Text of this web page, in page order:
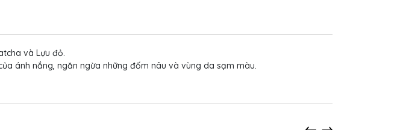
và Lựu đỏ.
ánh nắng, ngăn ngừa những đốm nâu và vùng da sạm màu.